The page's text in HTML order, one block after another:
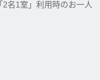
名1室」利用時のお一人